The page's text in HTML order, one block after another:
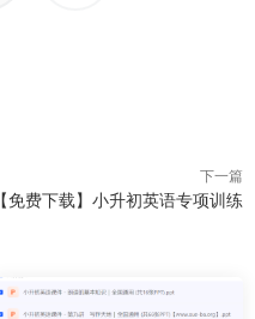
下一篇
【免费下载】小升初英语专项训练